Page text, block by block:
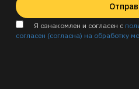
Я ознакомлен и согласен с
согласен (согласна) на обработку